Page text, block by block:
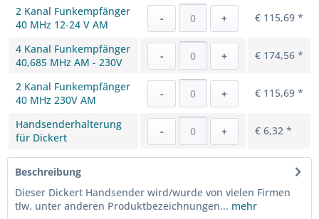
2 Kanal Funkempfänger
40 MHz 12-24 V AM
- + € 115,69 *
4 Kanal Funkempfänger
40,685 MHz AM - 230V
- + € 174,56 *
2 Kanal Funkempfänger
40 MHz 230V AM
- + € 115,69 *
Handsenderhalterung
für Dickert
- + € 6,32 *
Beschreibung
Dieser Dickert Handsender wird/wurde von vielen Firmen
tlw. unter anderen Produktbezeichnungen... mehr